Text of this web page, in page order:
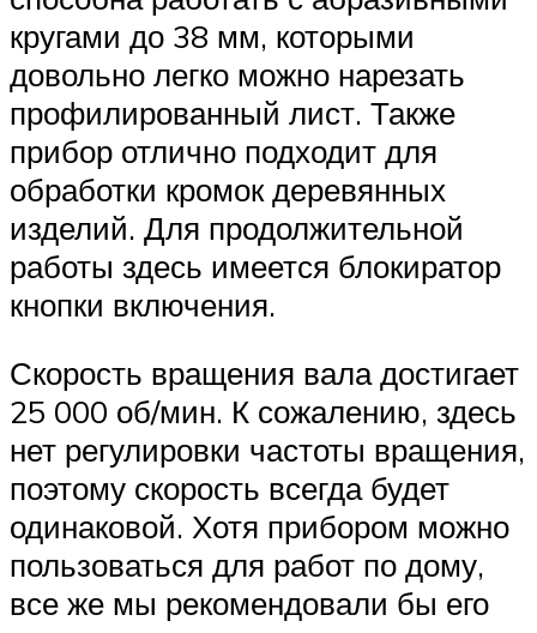
кругами до 38 мм, которыми
довольно легко можно нарезать
профилированный лист. Также
прибор отлично подходит для
обработки кромок деревянных
изделий. Для продолжительной
работы здесь имеется блокиратор
кнопки включения.
Скорость вращения вала достигает
25 000 об/мин. К сожалению, здесь
нет регулировки частоты вращения,
поэтому скорость всегда будет
одинаковой. Хотя прибором можно
пользоваться для работ по дому,
все же мы рекомендовали бы его